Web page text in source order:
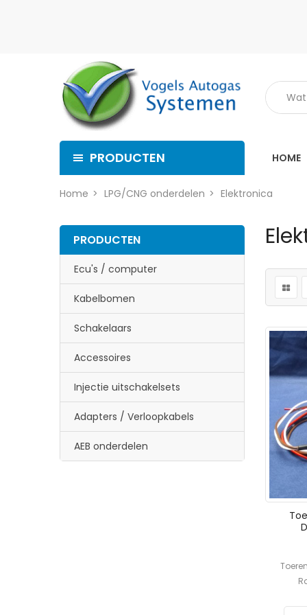
PRODUCTEN HOME
Home LPG/CNG onderdelen Elektronica
PRODUCTEN
Ecu's / computer
Kabelbomen
Schakelaars
Accessoires
Injectie uitschakelsets
Adapters / Verloopkabels
AEB onderdelen